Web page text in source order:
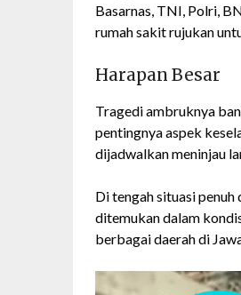
Basarnas, TNI, Polri,
rumah sakit rujukan
Harapan Besar
Tragedi ambruknya
pentingnya aspek
dijadwalkan meninjau
Di tengah situasi
ditemukan dalam
berbagai daerah di